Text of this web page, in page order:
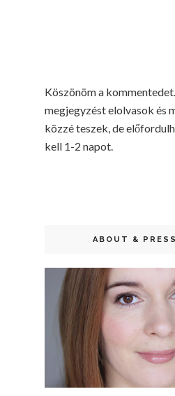
Köszönöm a
megjegyzést elolvasok és
közzé teszek, de
kell 1-2 napot.
ABOUT & PRESS